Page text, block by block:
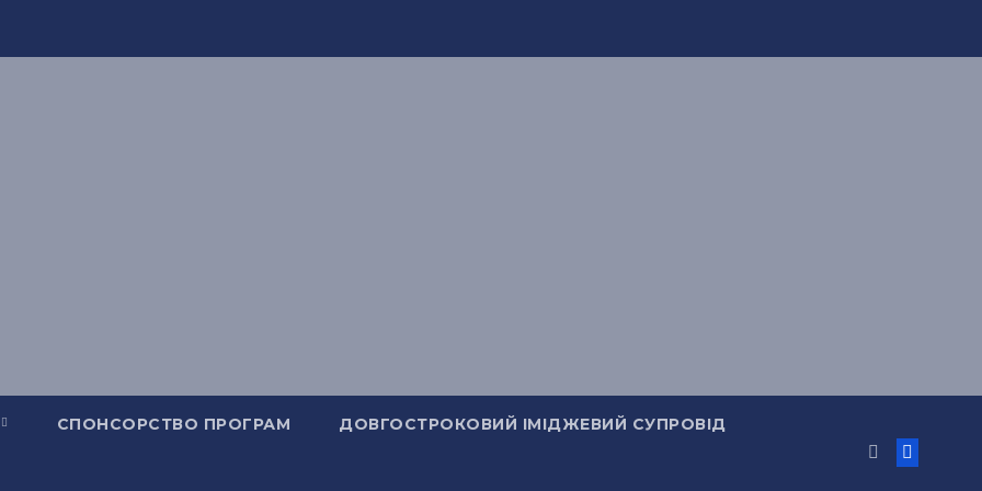
СПОНСОРСТВО ПРОГРАМ ДОВГОСТРОКОВИЙ ІМІДЖЕВИЙ СУПРОВІД